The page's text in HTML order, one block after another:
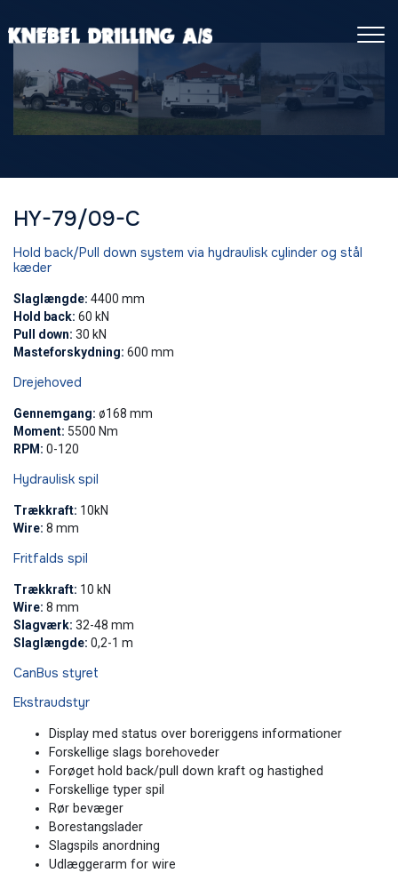
til
HY-79/09-C
Hold back/Pull down system via hydraulisk cylinder og stål
kæder
Slaglængde: 4400 mm
Hold back: 60 kN
​Pull down: 30 kN
Masteforskydning: 600 mm
Drejehoved
Genn​emgang: ø168 mm
Moment: 5500 Nm
RPM: 0-120
​Hydraulisk spil
Trækkraft: 10kN
Wire: 8 mm
Fritfalds spil
​Trækkraft: 10 kN
Wire: 8 mm
Slagværk: 32-48 mm
Slaglængde: 0,2-1 m
CanBus styret
Ekstraudstyr​​
​Display med status over boreriggens informationer
​Forskellige slags borehoveder
​Forøget hold back/pull down kraft og hastighed
​Forskellige typer spil
​Rør bevæger
​Borestangslader
​Slagspils anordning
​Udlæggerarm for wire